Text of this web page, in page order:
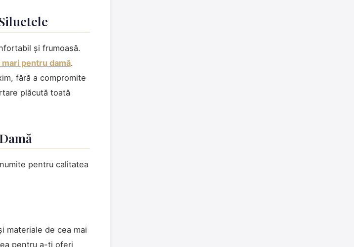
și frumoasă.
pentru damă.
fără a compromite
plăcută toată
pentru calitatea
materiale de cea mai
pentru a-ți oferi